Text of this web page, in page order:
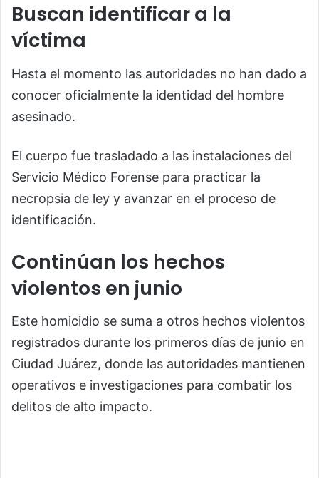
Buscan identificar a la
víctima
Hasta el momento las autoridades no han dado a
conocer oficialmente la identidad del hombre
asesinado.
El cuerpo fue trasladado a las instalaciones del
Servicio Médico Forense para practicar la
necropsia de ley y avanzar en el proceso de
identificación.
Continúan los hechos
violentos en junio
Este homicidio se suma a otros hechos violentos
registrados durante los primeros días de junio en
Ciudad Juárez, donde las autoridades mantienen
operativos e investigaciones para combatir los
delitos de alto impacto.